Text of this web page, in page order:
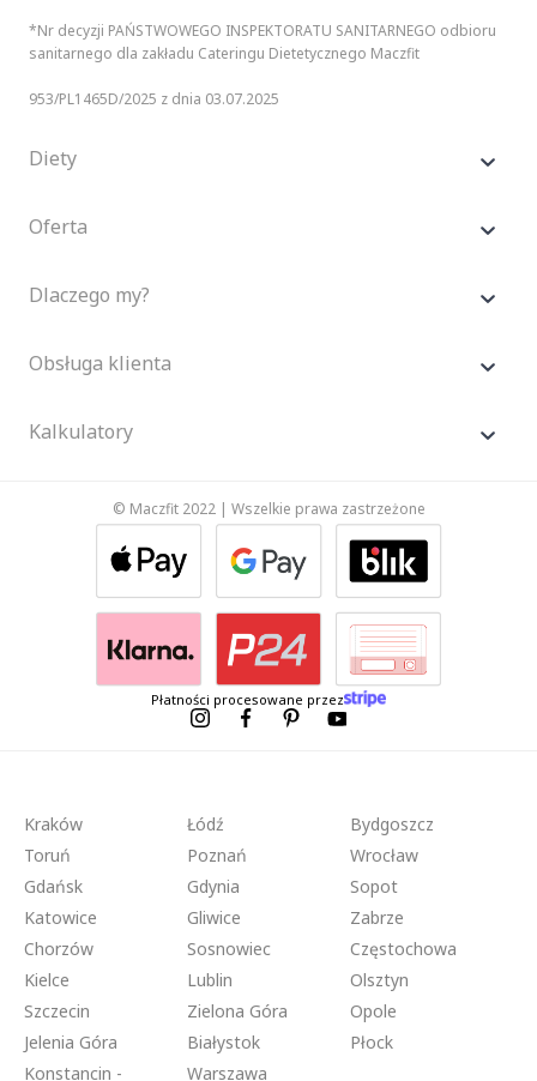
*Nr decyzji PAŃSTWOWEGO INSPEKTORATU SANITARNEGO odbioru
sanitarnego dla zakładu Cateringu Dietetycznego Maczfit
953/PL1465D/2025 z dnia 03.07.2025
Diety
Oferta
Dlaczego my?
Obsługa klienta
Kalkulatory
© Maczfit 2022 | Wszelkie prawa zastrzeżone
Płatności procesowane przez
Kraków Łódź
Bydgoszcz
Toruń
Poznań
Wrocław
Gdańsk
Gdynia
Sopot
Katowice
Gliwice
Zabrze
Chorzów
Sosnowiec
Częstochowa
Kielce
Lublin
Olsztyn
Szczecin
Zielona Góra
Opole
Jelenia Góra
Białystok
Płock
Konstancin -
Warszawa